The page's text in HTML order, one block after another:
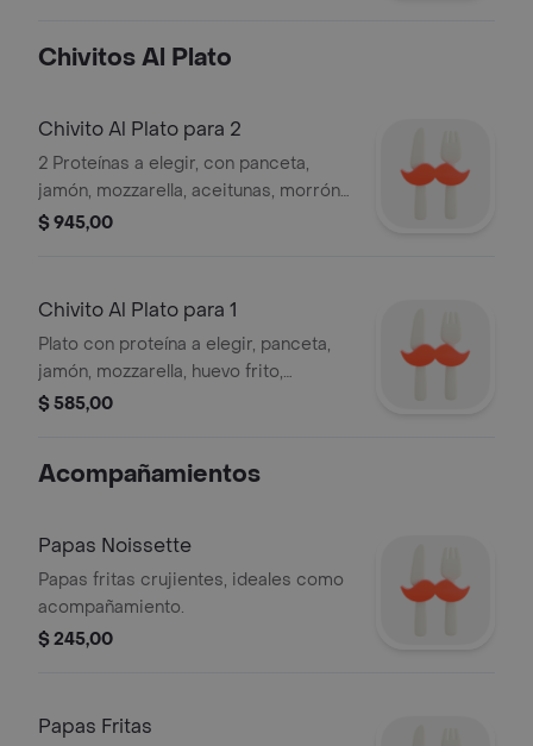
Chivitos Al Plato
Chivito Al Plato para 2
2 Proteínas a elegir, con panceta,
jamón, mozzarella, aceitunas, morrón,
cebolla, huevo frito, ensalada mixta
$ 945,00
Chivito Al Plato para 1
Plato con proteína a elegir, panceta,
jamón, mozzarella, huevo frito,
ensalada mixta del día y papas fritas,
$ 585,00
Acompañamientos
Papas Noissette
Papas fritas crujientes, ideales como
acompañamiento.
$ 245,00
Papas Fritas